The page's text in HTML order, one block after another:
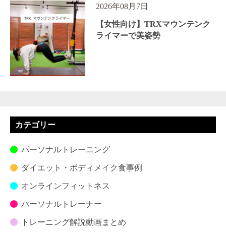
2026年08月7日
【女性向け】TRXマウンテンク
ライマーで美姿勢
カテゴリー
パーソナルトレーニング
ダイエット・ボディメイク食事例
オンラインフィットネス
パーソナルトレーナー
トレーニング解説動画まとめ